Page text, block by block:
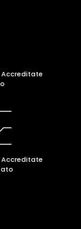
Accreditate
Accreditate